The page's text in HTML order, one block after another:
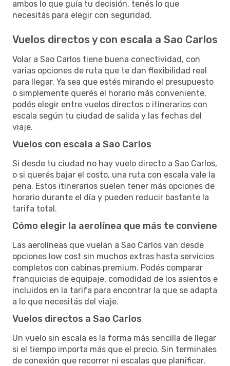
ambos lo que guía tu decisión, tenés lo que
necesitás para elegir con seguridad.
Vuelos directos y con escala a Sao Carlos
Volar a Sao Carlos tiene buena conectividad, con
varias opciones de ruta que te dan flexibilidad real
para llegar. Ya sea que estés mirando el presupuesto
o simplemente querés el horario más conveniente,
podés elegir entre vuelos directos o itinerarios con
escala según tu ciudad de salida y las fechas del
viaje.
Vuelos con escala a Sao Carlos
Si desde tu ciudad no hay vuelo directo a Sao Carlos,
o si querés bajar el costo, una ruta con escala vale la
pena. Estos itinerarios suelen tener más opciones de
horario durante el día y pueden reducir bastante la
tarifa total.
Cómo elegir la aerolínea que más te conviene
Las aerolíneas que vuelan a Sao Carlos van desde
opciones low cost sin muchos extras hasta servicios
completos con cabinas premium. Podés comparar
franquicias de equipaje, comodidad de los asientos e
incluidos en la tarifa para encontrar la que se adapta
a lo que necesitás del viaje.
Vuelos directos a Sao Carlos
Un vuelo sin escala es la forma más sencilla de llegar
si el tiempo importa más que el precio. Sin terminales
de conexión que recorrer ni escalas que planificar,